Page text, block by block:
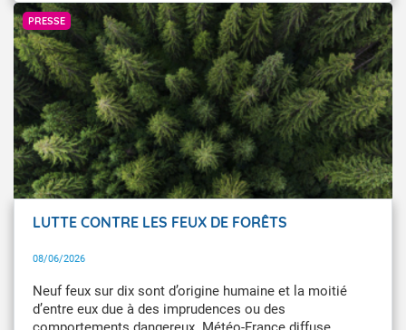
PRESSE
DKart / Getty Images
LUTTE CONTRE LES FEUX DE FORÊTS
08/06/2026
Neuf feux sur dix sont d’origine humaine et la moitié
d’entre eux due à des imprudences ou des